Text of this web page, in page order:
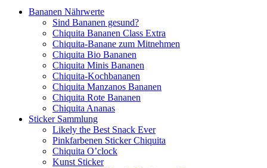
Bananen Nährwerte
Sind Bananen gesund?
Chiquita Bananen Class Extra
Chiquita-Banane zum Mitnehmen
Chiquita Bio Bananen
Chiquita Minis Bananen
Chiquita-Kochbananen
Chiquita Manzanos Bananen
Chiquita Rote Bananen
Chiquita Ananas
Sticker Sammlung
Likely the Best Snack Ever
Pinkfarbenen Sticker Chiquita
Chiquita O’clock
Kunst Sticker